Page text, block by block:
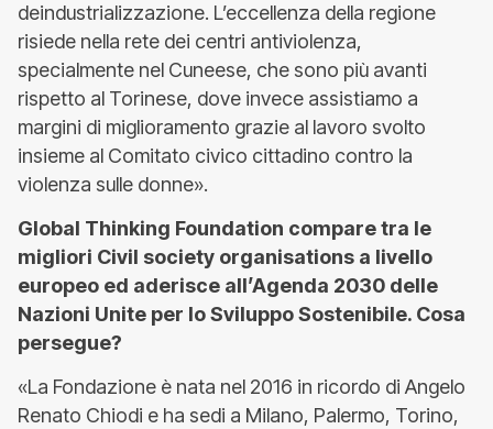
deindustrializzazione. L’eccellenza della regione
risiede nella rete dei centri antiviolenza,
specialmente nel Cuneese, che sono più avanti
rispetto al Torinese, dove invece assistiamo a
margini di miglioramento grazie al lavoro svolto
insieme al Comitato civico cittadino contro la
violenza sulle donne».
Global Thinking Foundation compare tra le
migliori Civil society organisations a livello
europeo ed aderisce all’Agenda 2030 delle
Nazioni Unite per lo Sviluppo Sostenibile. Cosa
persegue?
«La Fondazione è nata nel 2016 in ricordo di Angelo
Renato Chiodi e ha sedi a Milano, Palermo, Torino,